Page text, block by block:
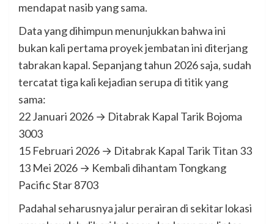
mendapat nasib yang sama.
Data yang dihimpun menunjukkan bahwa ini
bukan kali pertama proyek jembatan ini diterjang
tabrakan kapal. Sepanjang tahun 2026 saja, sudah
tercatat tiga kali kejadian serupa di titik yang
sama:
22 Januari 2026 → Ditabrak Kapal Tarik Bojoma
3003
15 Februari 2026 → Ditabrak Kapal Tarik Titan 33
13 Mei 2026 → Kembali dihantam Tongkang
Pacific Star 8703
Padahal seharusnya jalur perairan di sekitar lokasi